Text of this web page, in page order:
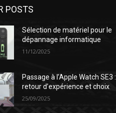
POSTS
Sélection de matériel pour le
dépannage informatique
11/12/2025
Passage à l’Apple Watch SE3 :
retour d’expérience et choix
25/09/2025